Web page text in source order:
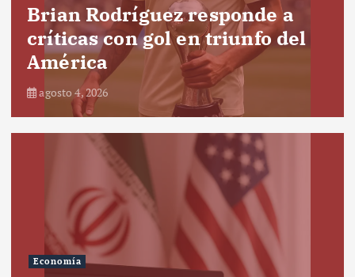
Brian Rodríguez responde a
críticas con gol en triunfo del
América
agosto 4, 2026
Economía